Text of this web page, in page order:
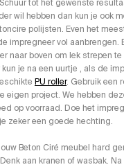
tot het gewenste
wil hebben dan kun je ook
polijsten. Even het
impregneer vol aanbrengen.
naar boven om lek strepen te
je na een uurtje , als de
PU roller. Gebruik een
eigen project. We hebben
op voorraad. Doe het
zeker een goede hechting.
Beton Ciré meubel hard
aan kranen of wasbak.